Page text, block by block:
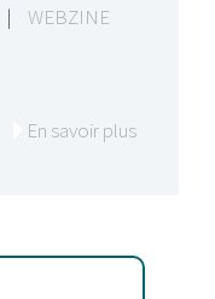
|
WEBZINE
En savoir plus